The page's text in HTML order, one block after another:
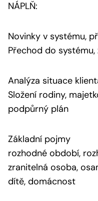
NÁPLŇ:
Novinky v systému,
Přechod do
Analýza situace
Složení rodiny,
podpůrný plán
Základní pojmy
rozhodné období,
zranitelná osoba,
dítě, domácnost